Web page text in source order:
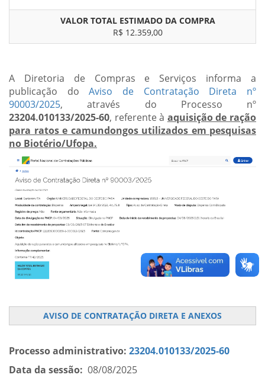
VALOR TOTAL ESTIMADO DA COMPRA
R$ 12.359,00
A Diretoria de Compras e Serviços informa a
publicação doAviso de Contratação Direta nº
90003/2025, através do Processo nº
23204.010133/2025-60, referente à aquisição de ração
para ratos e camundongos utilizados em pesquisas
no Biotério/Ufopa.
AVISO DE CONTRATAÇÃO DIRETA E ANEXOS
Processo administrativo: 23204.010133/2025-60
Data da sessão: 08/08/2025